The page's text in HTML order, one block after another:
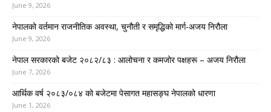
June 9, 2026
नेपालको वर्तमान राजनीतिक अवस्था, चुनौती र समृद्धिको मार्ग-अजय निरौला
June 9, 2026
नेपाल सरकारको बजेट २०८२/८३ : आलोचना र कमजोर पक्षहरू – अजय निरौला
June 7, 2026
आर्थिक वर्ष २०८३/०८४ को बजेटमा पेसागत महासङ्घ नेपालको धारणा
June 1, 2026